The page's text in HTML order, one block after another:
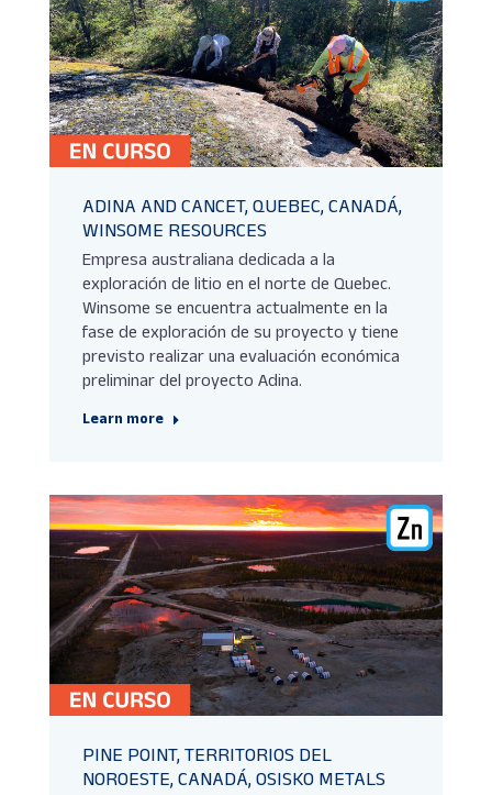
ADINA AND CANCET, QUEBEC, CANADÁ,
WINSOME RESOURCES
Empresa australiana dedicada a la
exploración de litio en el norte de Quebec.
Winsome se encuentra actualmente en la
fase de exploración de su proyecto y tiene
previsto realizar una evaluación económica
preliminar del proyecto Adina.
Learn more
PINE POINT, TERRITORIOS DEL
NOROESTE, CANADÁ, OSISKO METALS